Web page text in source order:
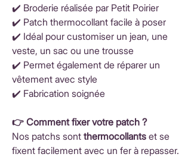
✔️ Broderie réalisée par Petit Poirier
✔️ Patch thermocollant facile à poser
✔️ Idéal pour customiser un jean, une
veste, un sac ou une trousse
✔️ Permet également de réparer un
vêtement avec style
✔️ Fabrication soignée
👉 Comment fixer votre patch ?
Nos patchs sont thermocollants et se
fixent facilement avec un fer à repasser.